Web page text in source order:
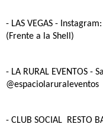
- LAS VEGAS -
(Frente a la Shell)
- LA RURAL EVENTOS -
@espaciolaruraleventos
- CLUB SOCIAL RESTO